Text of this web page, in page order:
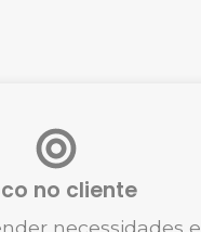
no cliente
necessidades e